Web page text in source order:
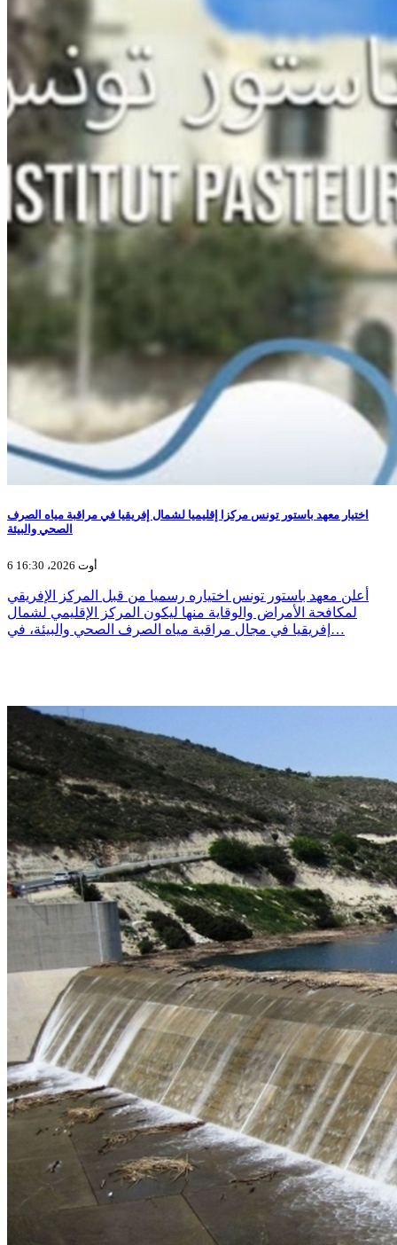
اختيار معهد باستور تونس مركزا إقليميا لشمال إفريقيا في مراقبة مياه الصرف
الصحي والبيئة
6 أوت 2026، 16:30
أعلن معهد باستور تونس اختياره رسميا من قبل المركز الإفريقي
لمكافحة الأمراض والوقاية منها ليكون المركز الإقليمي لشمال
إفريقيا في مجال مراقبة مياه الصرف الصحي والبيئة، في…